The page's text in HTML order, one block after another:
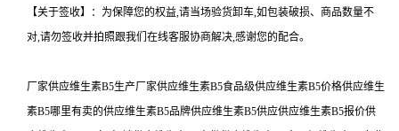
【关于签收】：为保障您的权益,请当场验货卸车,如包装破损、商品数量不
对,请勿签收并拍照跟我们在线客服协商解决,感谢您的配合。
厂家供应维生素B5生产厂家供应维生素B5食品级供应维生素B5价格供应维生
素B5哪里有卖的供应维生素B5品牌供应维生素B5供应供应维生素B5报价供